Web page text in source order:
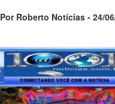
Por Roberto Notícias - 24/